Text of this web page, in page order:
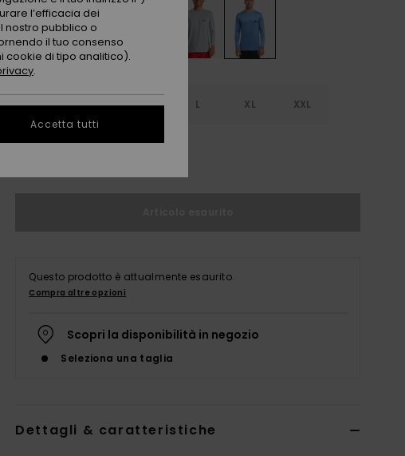
XS S M L XL XXL
3XL
Questo prodotto è attualmente esaurito.
Compra altre opzioni
Scopri la disponibilità in negozio
Seleziona una taglia
Dettagli & caratteristiche
l’efficacia dei
nostro pubblico o
il tuo consenso
cookie di tipo analitico).
.
Accetta tutti